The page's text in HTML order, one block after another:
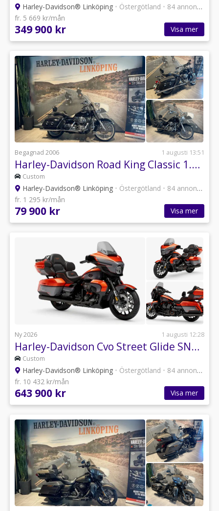
Harley-Davidson® Linköping • Östergötland • 84 annonser
fr. 5 669 kr/mån
349 900 kr Visa mer
Begagnad 2006 1 augusti 13:51
Harley-Davidson Road King Classic 1.4 Twin Cam 88
Custom
Harley-Davidson® Linköping • Östergötland • 84 annonser
fr. 1 295 kr/mån
79 900 kr Visa mer
Ny 2026 1 augusti 12:28
Harley-Davidson Cvo Street Glide SNABB LEVERANS
Custom
Harley-Davidson® Linköping • Östergötland • 84 annonser
fr. 10 432 kr/mån
643 900 kr Visa mer